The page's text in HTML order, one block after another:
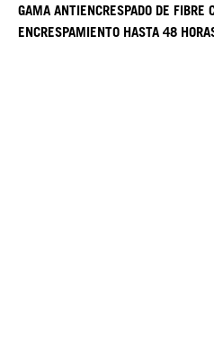
GAMA ANTIENCRESPADO DE FIBRE
ENCRESPAMIENTO HASTA 48